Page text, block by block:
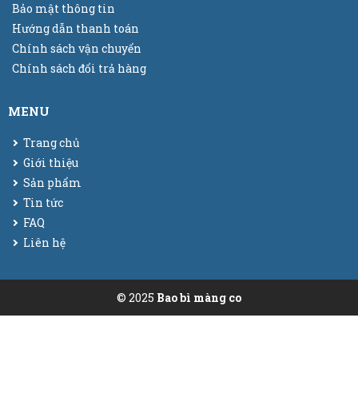
Bảo mật thông tin
Hướng dẫn thanh toán
Chính sách vận chuyển
Chính sách đổi trả hàng
MENU
Trang chủ
Giới thiệu
Sản phẩm
Tin tức
FAQ
Liên hệ
© 2025 Bao bì màng co